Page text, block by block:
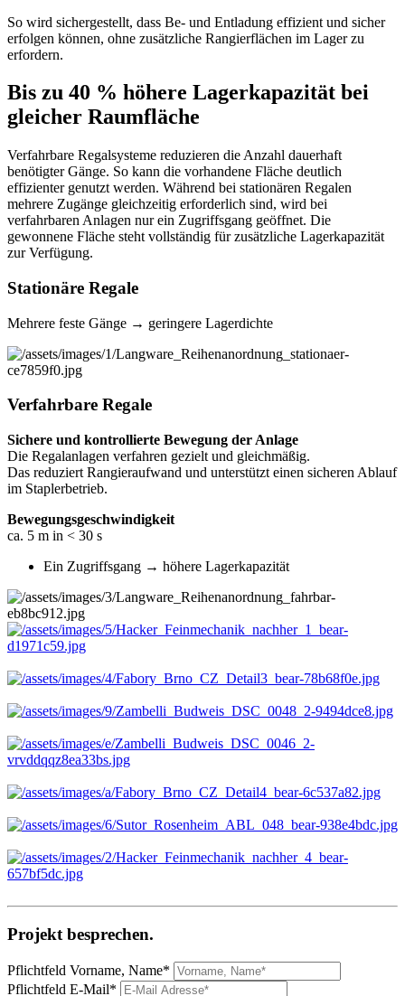
So wird sichergestellt, dass Be- und Entladung effizient und sicher
erfolgen können, ohne zusätzliche Rangierflächen im Lager zu
erfordern.
Bis zu 40 % höhere Lagerkapazität bei
gleicher Raumfläche
Verfahrbare Regalsysteme reduzieren die Anzahl dauerhaft
benötigter Gänge. So kann die vorhandene Fläche deutlich
effizienter genutzt werden. Während bei stationären Regalen
mehrere Zugänge gleichzeitig erforderlich sind, wird bei
verfahrbaren Anlagen nur ein Zugriffsgang geöffnet. Die
gewonnene Fläche steht vollständig für zusätzliche Lagerkapazität
zur Verfügung.
Stationäre Regale
Mehrere feste Gänge → geringere Lagerdichte
Verfahrbare Regale
Sichere und kontrollierte Bewegung der Anlage
Die Regalanlagen verfahren gezielt und gleichmäßig.
Das reduziert Rangieraufwand und unterstützt einen sicheren Ablauf
im Staplerbetrieb.
Bewegungsgeschwindigkeit
ca. 5 m in < 30 s
Ein Zugriffsgang → höhere Lagerkapazität
Projekt besprechen.
Pflichtfeld Vorname, Name*
Pflichtfeld E-Mail*